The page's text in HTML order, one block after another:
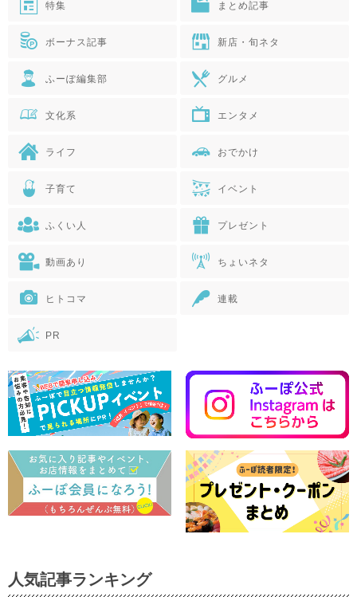
特集 まとめ記事
ボーナス記事 新店・旬ネタ
ふーぽ編集部 グルメ
文化系 エンタメ
ライフ おでかけ
子育て イベント
ふくい人 プレゼント
動画あり ちょいネタ
ヒトコマ 連載
PR
人気記事ランキング